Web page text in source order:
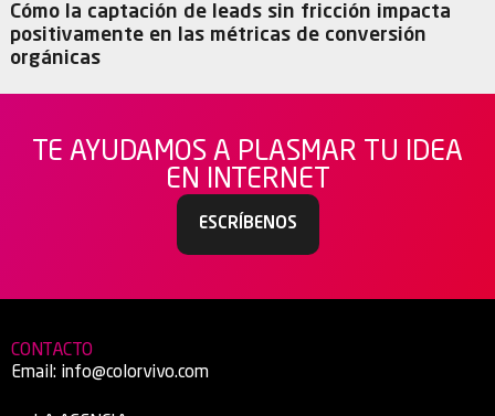
Cómo la captación de leads sin fricción impacta
positivamente en las métricas de conversión
orgánicas
TE AYUDAMOS A PLASMAR TU IDEA
EN INTERNET
ESCRÍBENOS
CONTACTO
Email: info@colorvivo.com